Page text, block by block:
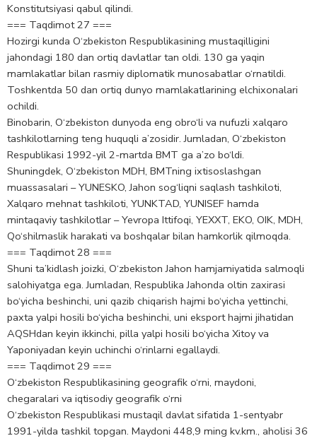
Konstitutsiyasi qabul qilindi.
=== Taqdimot 27 ===
Hozirgi kunda O‘zbekiston Respublikasining mustaqilligini
jahondagi 180 dan ortiq davlatlar tan oldi. 130 ga yaqin
mamlakatlar bilan rasmiy diplomatik munosabatlar o‘rnatildi.
Toshkentda 50 dan ortiq dunyo mamlakatlarining elchixonalari
ochildi.
Binobarin, O‘zbekiston dunyoda eng obro‘li va nufuzli xalqaro
tashkilotlarning teng huquqli a’zosidir. Jumladan, O‘zbekiston
Respublikasi 1992-yil 2-martda BMT ga a’zo bo‘ldi.
Shuningdek, O‘zbekiston MDH, BMTning ixtisoslashgan
muassasalari – YUNESKO, Jahon sog‘liqni saqlash tashkiloti,
Xalqaro mehnat tashkiloti, YUNKTAD, YUNISEF hamda
mintaqaviy tashkilotlar – Yevropa Ittifoqi, YEXXT, EKO, OIK, MDH,
Qo‘shilmaslik harakati va boshqalar bilan hamkorlik qilmoqda.
=== Taqdimot 28 ===
Shuni ta’kidlash joizki, O‘zbekiston Jahon hamjamiyatida salmoqli
salohiyatga ega. Jumladan, Respublika Jahonda oltin zaxirasi
bo‘yicha beshinchi, uni qazib chiqarish hajmi bo‘yicha yettinchi,
paxta yalpi hosili bo‘yicha beshinchi, uni eksport hajmi jihatidan
AQSHdan keyin ikkinchi, pilla yalpi hosili bo‘yicha Xitoy va
Yaponiyadan keyin uchinchi o‘rinlarni egallaydi.
=== Taqdimot 29 ===
O‘zbekiston Respublikasining geografik o‘rni, maydoni,
chegaralari va iqtisodiy geografik o‘rni
O‘zbekiston Respublikasi mustaqil davlat sifatida 1-sentyabr
1991-yilda tashkil topgan. Maydoni 448,9 ming kv.km., aholisi 36